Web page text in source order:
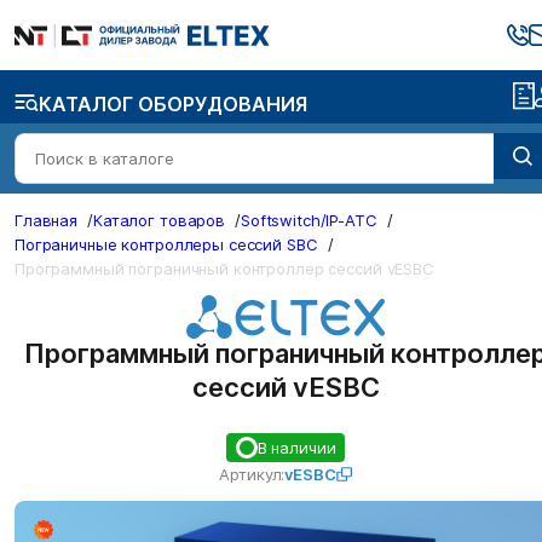
КАТАЛОГ ОБОРУДОВАНИЯ
Главная /Каталог товаров /Softswitch/IP-ATC
/
Пограничные контроллеры сессий SBC
/
Программный пограничный контроллер сессий vESBC
Программный пограничный
сессий vESBC
В наличии
Артикул:vESBC